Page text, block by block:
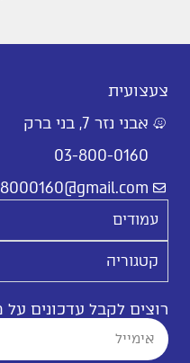
צעצועית
אבני נזר 7, בני ברק
03-800-0160
עמודים
קטגוריה
רוצים לקבל עדכונים